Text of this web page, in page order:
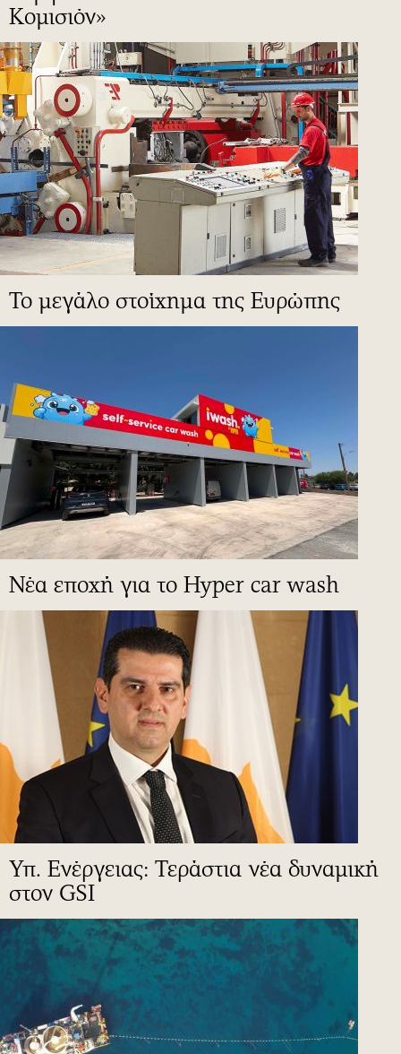
Κομισιόν»
To μεγάλο στοίχημα της Ευρώπης
Νέα εποχή για το Hyper car wash
Υπ. Ενέργειας: Τεράστια νέα δυναμική
στον GSI